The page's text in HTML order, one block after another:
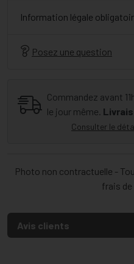
Information légale
Posez une question
Commandez avant
le jour même.
Consulter le
Photo non contractuelle -
frais
Avis clients